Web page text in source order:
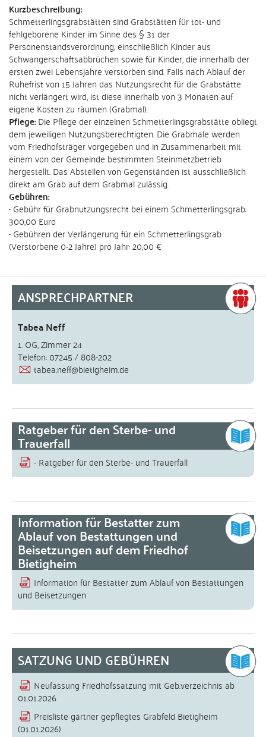
Kurzbeschreibung:
Schmetterlingsgrabstätten sind Grabstätten für tot- und
fehlgeborene Kinder im Sinne des § 31 der
Personenstandsverordnung, einschließlich Kinder aus
Schwangerschaftsabbrüchen sowie für Kinder, die innerhalb der
ersten zwei Lebensjahre verstorben sind. Falls nach Ablauf der
Ruhefrist von 15 Jahren das Nutzungsrecht für die Grabstätte
nicht verlängert wird, ist diese innerhalb von 3 Monaten auf
eigene Kosten zu räumen (Grabmal).
Pflege:Die Pflege der einzelnen Schmetterlingsgrabstätte obliegt
dem jeweiligen Nutzungsberechtigten. Die Grabmale werden
vom Friedhofsträger vorgegeben und in Zusammenarbeit mit
einem von der Gemeinde bestimmten Steinmetzbetrieb
hergestellt. Das Abstellen von Gegenständen ist ausschließlich
direkt am Grab auf dem Grabmal zulässig.
Gebühren:
• Gebühr für Grabnutzungsrecht bei einem Schmetterlingsgrab:
300,00 Euro
• Gebühren der Verlängerung für ein Schmetterlingsgrab
(Verstorbene 0-2 Jahre) pro Jahr: 20,00 €
ANSPRECHPARTNER
Tabea Neff
1. OG, Zimmer 24
Telefon: 07245 / 808-202
tabea.neff@bietigheim.de
Ratgeber für den Sterbe- und
Trauerfall
- Ratgeber für den Sterbe- und Trauerfall
Information für Bestatter zum
Ablauf von Bestattungen und
Beisetzungen auf dem Friedhof
Bietigheim
Information für Bestatter zum Ablauf von Bestattungen
und Beisetzungen
SATZUNG UND GEBÜHREN
Neufassung Friedhofssatzung mit Geb.verzeichnis ab
01.01.2026
Preisliste gärtner gepflegtes Grabfeld Bietigheim
(01.01.2026)